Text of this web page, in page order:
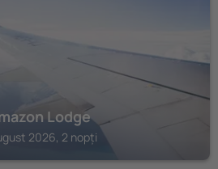
Lodge
2026, 2 nopți